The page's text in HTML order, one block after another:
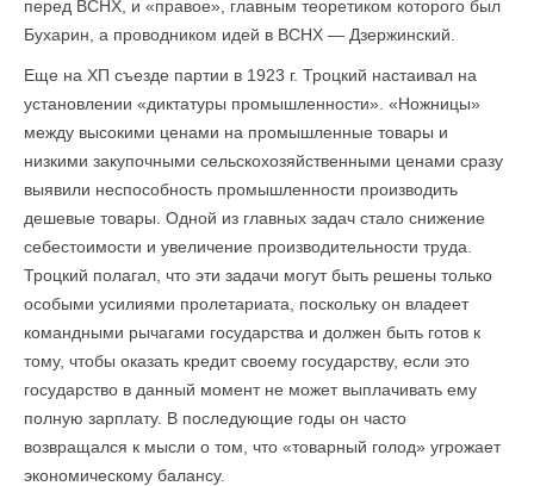
перед ВСНХ, и «правое», главным теоретиком которого был
Бухарин, а проводником идей в ВСНХ — Дзержинский.
Еще на ХП съезде партии в 1923 г. Троцкий настаивал на
установлении «диктатуры промышленности». «Ножницы»
между высокими ценами на промышленные товары и
низкими закупочными сельскохозяйственными ценами сразу
выявили неспособность промышленности производить
дешевые товары. Одной из главных задач стало снижение
себестоимости и увеличение производительности труда.
Троцкий полагал, что эти задачи могут быть решены только
особыми усилиями пролетариата, поскольку он владеет
командными рычагами государства и должен быть готов к
тому, чтобы оказать кредит своему государству, если это
государство в данный момент не может выплачивать ему
полную зарплату. В последующие годы он часто
возвращался к мысли о том, что «товарный голод» угрожает
экономическому балансу.